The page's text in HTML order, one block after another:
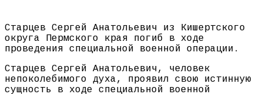
Старцев Сергей Анатольевич из Кишертского
округа Пермского края погиб в ходе
проведения специальной военной операции.
Старцев Сергей Анатольевич, человек
непоколебимого духа, проявил свою истинную
сущность в ходе специальной военной